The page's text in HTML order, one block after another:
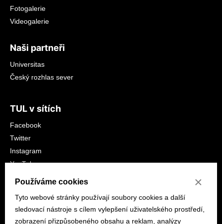
Fotogalerie
Videogalerie
Naši partneři
Universitas
Český rozhlas sever
TUL v sítích
Facebook
Twitter
Instagram
YouTube
LinkedIn
Používáme cookies
Tyto webové stránky používají soubory cookies a další
sledovací nástroje s cílem vylepšení uživatelského prostředí,
zobrazení přizpůsobeného obsahu a reklam, analýzy
×